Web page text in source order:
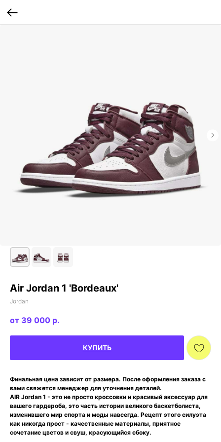
Air Jordan 1 'Bordeaux'
Jordan
39 000 р.
КУПИТЬ
Финальная цена зависит от размера. После оформления заказа с
вами свяжется менеджер для уточнения деталей.
AIR Jordan 1 - это не просто кроссовки и красивый аксессуар для
вашего гардероба, это часть истории великого баскетболиста,
изменившего мир спорта и моды навсегда. Рецепт этого силуэта
как никогда прост - качественные материалы, приятное
сочетание цветов и свуш, красующийся сбоку.